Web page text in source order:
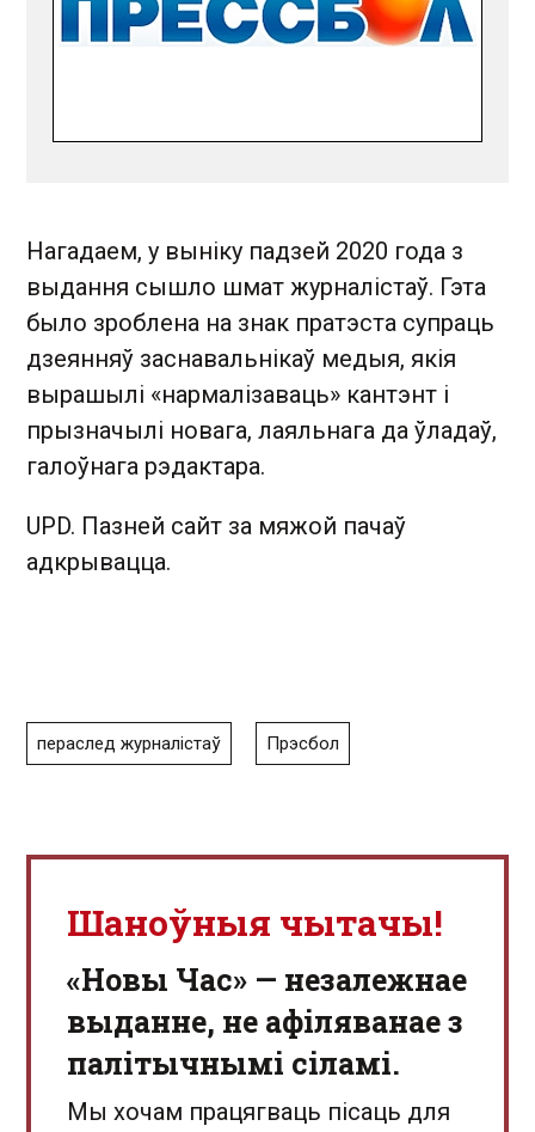
Нагадаем, у выніку падзей 2020 года з
выдання сышло шмат журналістаў. Гэта
было зроблена на знак пратэста супраць
дзеянняў заснавальнікаў медыя, якія
вырашылі «нармалізаваць» кантэнт і
прызначылі новага, лаяльнага да ўладаў,
галоўнага рэдактара.
UPD. Пазней сайт за мяжой пачаў
адкрывацца.
пераслед журналістаў Прэсбол
Шаноўныя чытачы!
«Новы Час» — незалежнае
выданне, не афіляванае з
палітычнымі сіламі.
Мы хочам працягваць пісаць для